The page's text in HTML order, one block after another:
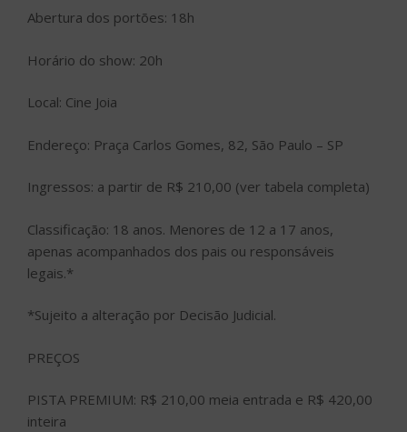
Abertura dos portões: 18h
Horário do show: 20h
Local: Cine Joia
Endereço: Praça Carlos Gomes, 82, São Paulo – SP
Ingressos: a partir de R$ 210,00 (ver tabela completa)
Classificação: 18 anos. Menores de 12 a 17 anos,
apenas acompanhados dos pais ou responsáveis
legais.*
*Sujeito a alteração por Decisão Judicial.
PREÇOS
PISTA PREMIUM: R$ 210,00 meia entrada e R$ 420,00
inteira